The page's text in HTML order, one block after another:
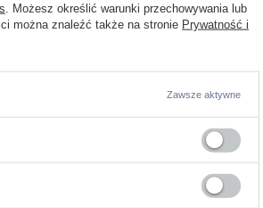
. Możesz określić warunki przechowywania lub
można znaleźć także na stronie Prywatność i
Zawsze aktywne